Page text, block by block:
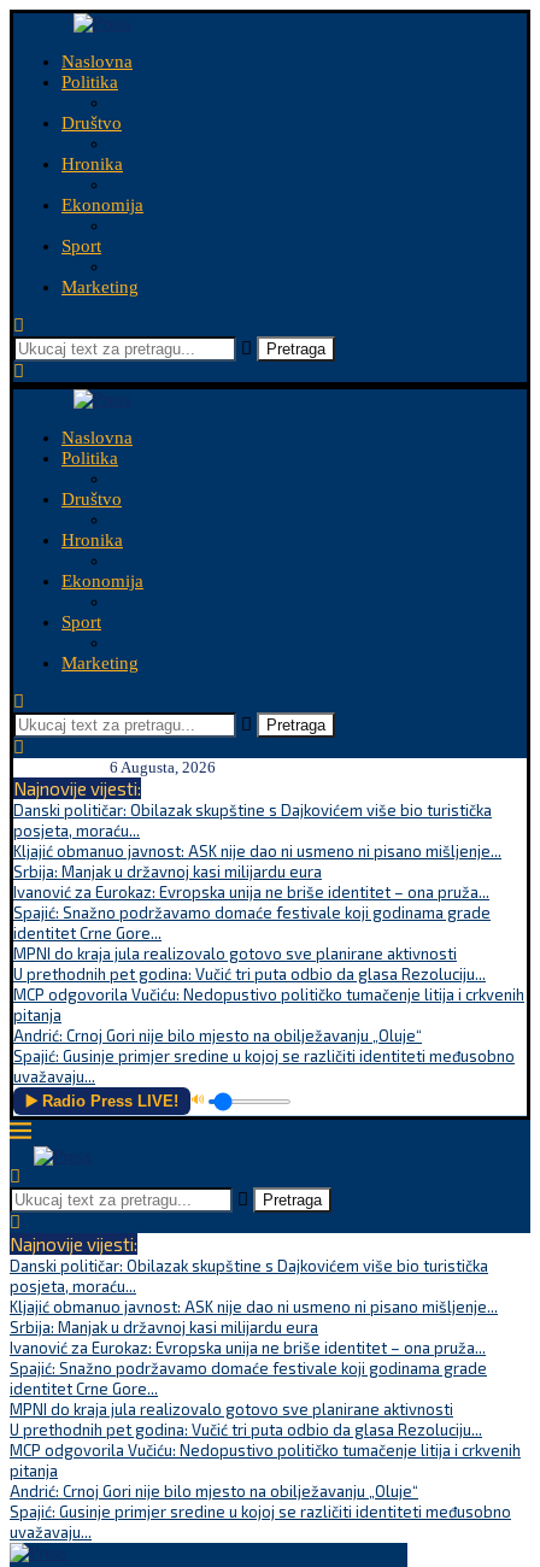
Naslovna
Politika
Društvo
Hronika
Ekonomija
Sport
Marketing
Pretraga
Naslovna
Politika
Društvo
Hronika
Ekonomija
Sport
Marketing
Pretraga
6 Augusta, 2026
Najnovije vijesti:
Danski političar: Obilazak skupštine s Dajkovićem više bio turistička
posjeta, moraću...
Kljajić obmanuo javnost: ASK nije dao ni usmeno ni pisano mišljenje...
Srbija: Manjak u državnoj kasi milijardu eura
Ivanović za Eurokaz: Evropska unija ne briše identitet – ona pruža...
Spajić: Snažno podržavamo domaće festivale koji godinama grade
identitet Crne Gore...
MPNI do kraja jula realizovalo gotovo sve planirane aktivnosti
U prethodnih pet godina: Vučić tri puta odbio da glasa Rezoluciju...
MCP odgovorila Vučiću: Nedopustivo političko tumačenje litija i crkvenih
pitanja
Andrić: Crnoj Gori nije bilo mjesto na obilježavanju „Oluje“
Spajić: Gusinje primjer sredine u kojoj se različiti identiteti međusobno
uvažavaju...
▶️ Radio Press LIVE! 🔊
Pretraga
Najnovije vijesti:
Danski političar: Obilazak skupštine s Dajkovićem više bio turistička
posjeta, moraću...
Kljajić obmanuo javnost: ASK nije dao ni usmeno ni pisano mišljenje...
Srbija: Manjak u državnoj kasi milijardu eura
Ivanović za Eurokaz: Evropska unija ne briše identitet – ona pruža...
Spajić: Snažno podržavamo domaće festivale koji godinama grade
identitet Crne Gore...
MPNI do kraja jula realizovalo gotovo sve planirane aktivnosti
U prethodnih pet godina: Vučić tri puta odbio da glasa Rezoluciju...
MCP odgovorila Vučiću: Nedopustivo političko tumačenje litija i crkvenih
pitanja
Andrić: Crnoj Gori nije bilo mjesto na obilježavanju „Oluje“
Spajić: Gusinje primjer sredine u kojoj se različiti identiteti međusobno
uvažavaju...